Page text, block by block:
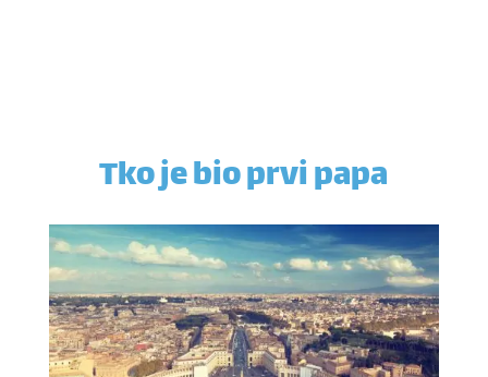
Tko je bio prvi papa